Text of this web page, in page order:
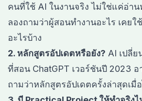
คนที่ใช้ AI ในงานจริง ไม่ใช่แค่อ่า
ลองถามว่าผู้สอนทำงานอะไร เคยใ
อะไรบ้าง
2. หลักสูตรอัปเดตหรือยัง? AI เปลี่ย
ที่สอน ChatGPT เวอร์ชันปี 2023
ถามว่าหลักสูตรอัปเดตครั้งล่าสุดเมื่